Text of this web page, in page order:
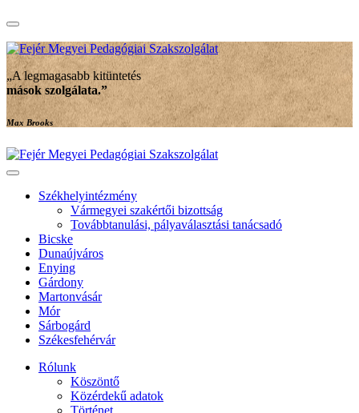
„A legmagasabb kitüntetés
mások szolgálata.”
Max Brooks
Székhelyintézmény
Vármegyei szakértői bizottság
Továbbtanulási, pályaválasztási tanácsadó
Bicske
Dunaújváros
Enying
Gárdony
Martonvásár
Mór
Sárbogárd
Székesfehérvár
Rólunk
Köszöntő
Közérdekű adatok
Történet